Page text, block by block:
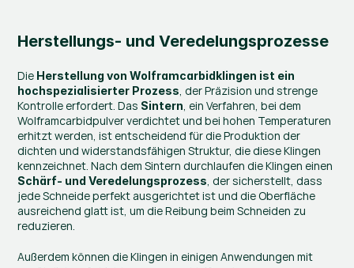
Herstellungs- und Veredelungsprozesse
Die Herstellung von Wolframcarbidklingen ist ein
hochspezialisierter Prozess, der Präzision und strenge
Kontrolle erfordert. Das Sintern, ein Verfahren, bei dem
Wolframcarbidpulver verdichtet und bei hohen Temperaturen
erhitzt werden, ist entscheidend für die Produktion der
dichten und widerstandsfähigen Struktur, die diese Klingen
Schärf- und Veredelungsprozess, der sicherstellt, dass
jede Schneide perfekt ausgerichtet ist und die Oberfläche
ausreichend glatt ist, um die Reibung beim Schneiden zu
reduzieren.
Außerdem können die Klingen in einigen Anwendungen mit